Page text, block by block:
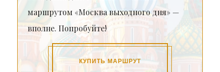
маршрутом «Москва выходного дня» —
вполне. Попробуйте!
КУПИТЬ МАРШРУТ